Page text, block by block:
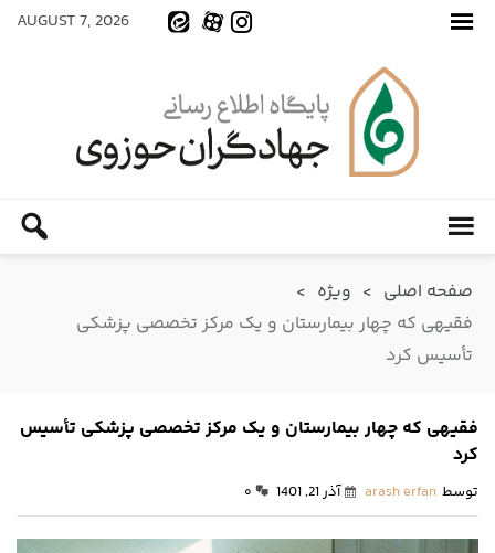
AUGUST 7, 2026
صفحه اصلی > ویژه >
فقیهی که چهار بیمارستان و یک مرکز تخصصی پزشکی
تأسیس کرد
فقیهی که چهار بیمارستان و یک مرکز تخصصی پزشکی تأسیس
کرد
توسط arash erfan آذر 21, 1401 ۰